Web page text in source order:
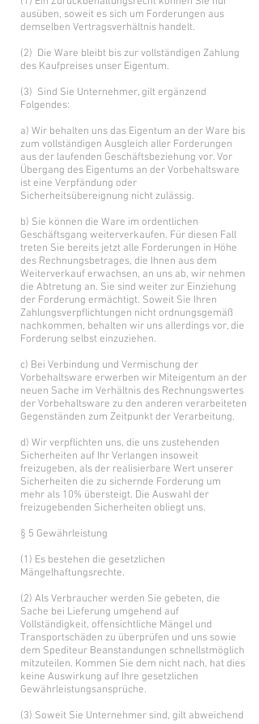
ausüben, soweit es sich um Forderungen aus
demselben Vertragsverhältnis handelt.
(2) Die Ware bleibt bis zur vollständigen Zahlung
des Kaufpreises unser Eigentum.
(3) Sind Sie Unternehmer, gilt ergänzend
Folgendes:
a) Wir behalten uns das Eigentum an der Ware bis
zum vollständigen Ausgleich aller Forderungen
aus der laufenden Geschäftsbeziehung vor. Vor
Übergang des Eigentums an der Vorbehaltsware
ist eine Verpfändung oder
Sicherheitsübereignung nicht zulässig.
b) Sie können die Ware im ordentlichen
Geschäftsgang weiterverkaufen. Für diesen Fall
treten Sie bereits jetzt alle Forderungen in Höhe
des Rechnungsbetrages, die Ihnen aus dem
Weiterverkauf erwachsen, an uns ab, wir nehmen
die Abtretung an. Sie sind weiter zur Einziehung
der Forderung ermächtigt. Soweit Sie Ihren
Zahlungsverpflichtungen nicht ordnungsgemäß
nachkommen, behalten wir uns allerdings vor, die
Forderung selbst einzuziehen.
c) Bei Verbindung und Vermischung der
Vorbehaltsware erwerben wir Miteigentum an der
neuen Sache im Verhältnis des Rechnungswertes
der Vorbehaltsware zu den anderen verarbeiteten
Gegenständen zum Zeitpunkt der Verarbeitung.
d) Wir verpflichten uns, die uns zustehenden
Sicherheiten auf Ihr Verlangen insoweit
freizugeben, als der realisierbare Wert unserer
Sicherheiten die zu sichernde Forderung um
mehr als 10% übersteigt. Die Auswahl der
freizugebenden Sicherheiten obliegt uns.
§ 5 Gewährleistung
(1) Es bestehen die gesetzlichen
Mängelhaftungsrechte.
(2) Als Verbraucher werden Sie gebeten, die
Sache bei Lieferung umgehend auf
Vollständigkeit, offensichtliche Mängel und
Transportschäden zu überprüfen und uns sowie
dem Spediteur Beanstandungen schnellstmöglich
mitzuteilen. Kommen Sie dem nicht nach, hat dies
keine Auswirkung auf Ihre gesetzlichen
Gewährleistungsansprüche.
(3) Soweit Sie Unternehmer sind, gilt abweichend